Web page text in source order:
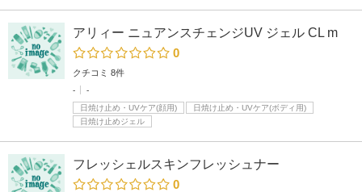
アリィー ニュアンスチェンジUV ジェル CL m
0
クチコミ 8件
-
-
日焼け止め・UVケア(顔用)
日焼け止め・UVケア(ボディ用)
日焼け止めジェル
フレッシェルスキンフレッシュナー
0